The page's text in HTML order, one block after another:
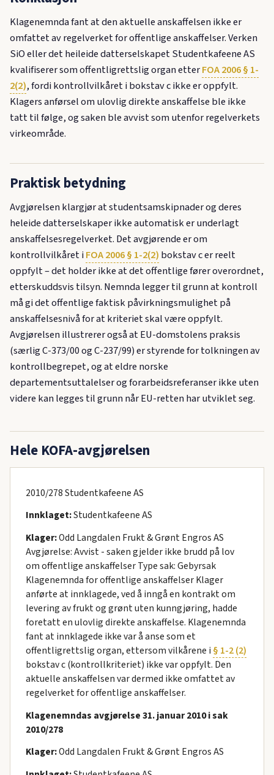
Klagenemnda fant at den aktuelle anskaffelsen ikke er
omfattet av regelverket for offentlige anskaffelser. Verken
SiO eller det heileide datterselskapet Studentkafeene AS
kvalifiserer som offentligrettslig organ etterFOA 2006 § 1-
2(2), fordi kontrollvilkåret i bokstav c ikke er oppfylt.
Klagers anførsel om ulovlig direkte anskaffelse ble ikke
tatt til følge, og saken ble avvist som utenfor regelverkets
virkeområde.
Praktisk betydning
Avgjørelsen klargjør at studentsamskipnader og deres
heleide datterselskaper ikke automatisk er underlagt
anskaffelsesregelverket. Det avgjørende er om
kontrollvilkåret iFOA 2006 § 1-2(2) bokstav c er reelt
oppfylt – det holder ikke at det offentlige fører overordnet,
etterskuddsvis tilsyn. Nemnda legger til grunn at kontroll
må gi det offentlige faktisk påvirkningsmulighet på
anskaffelsesnivå for at kriteriet skal være oppfylt.
Avgjørelsen illustrerer også at EU-domstolens praksis
(særlig C-373/00 og C-237/99) er styrende for tolkningen av
kontrollbegrepet, og at eldre norske
departementsuttalelser og forarbeidsreferanser ikke uten
videre kan legges til grunn når EU-retten har utviklet seg.
Hele KOFA-avgjørelsen
2010/278 Studentkafeene AS
Innklaget:Studentkafeene AS
Klager:Odd Langdalen Frukt & Grønt Engros AS
Avgjørelse: Avvist - saken gjelder ikke brudd på lov
om offentlige anskaffelser Type sak: Gebyrsak
Klagenemnda for offentlige anskaffelser Klager
anførte at innklagede, ved å inngå en kontrakt om
levering av frukt og grønt uten kunngjøring, hadde
foretatt en ulovlig direkte anskaffelse. Klagenemnda
fant at innklagede ikke var å anse som et
offentligrettslig organ, ettersom vilkårene i § 1-2 (2)
bokstav c (kontrollkriteriet) ikke var oppfylt. Den
aktuelle anskaffelsen var dermed ikke omfattet av
regelverket for offentlige anskaffelser.
Klagenemndas avgjørelse 31. januar 2010 i sak
2010/278
Klager:Odd Langdalen Frukt & Grønt Engros AS